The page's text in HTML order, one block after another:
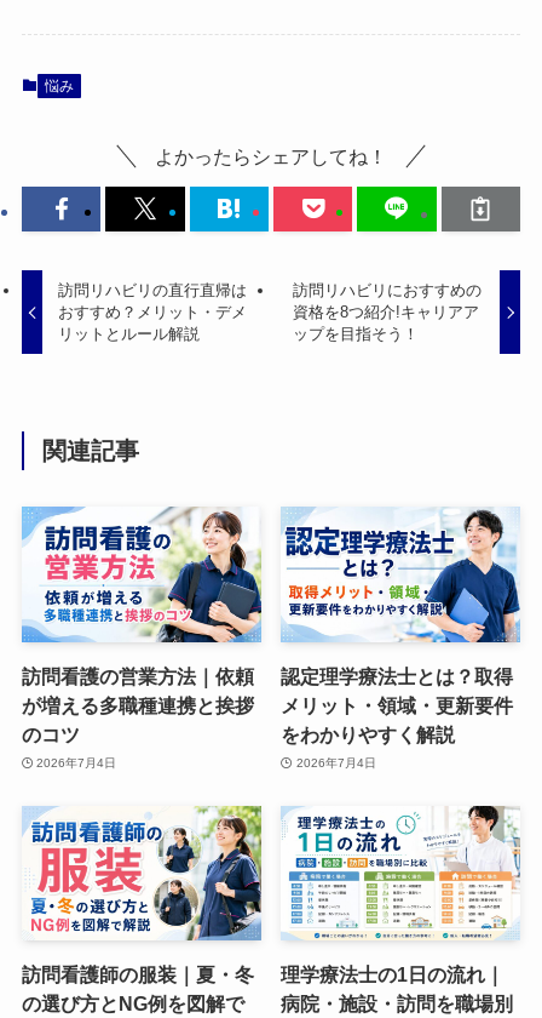
悩み
よかったらシェアしてね！
訪問リハビリの直行直帰は
おすすめ？メリット・デメ
リットとルール解説
訪問リハビリにおすすめの
資格を8つ紹介!キャリアア
ップを目指そう！
関連記事
訪問看護の営業方法｜依頼
が増える多職種連携と挨拶
のコツ
2026年7月4日
認定理学療法士とは？取得
メリット・領域・更新要件
をわかりやすく解説
2026年7月4日
訪問看護師の服装｜夏・冬
の選び方とNG例を図解で
理学療法士の1日の流れ｜
病院・施設・訪問を職場別